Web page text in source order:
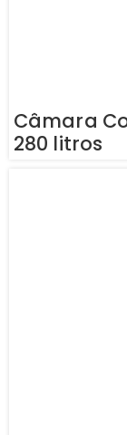
Câmara
280 litros